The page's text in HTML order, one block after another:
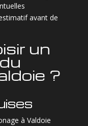
avant de
un
?
à Valdoie